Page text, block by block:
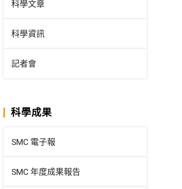
科學文章
科學資訊
記者會
科學成果
SMC 電子報
SMC 年度成果報告